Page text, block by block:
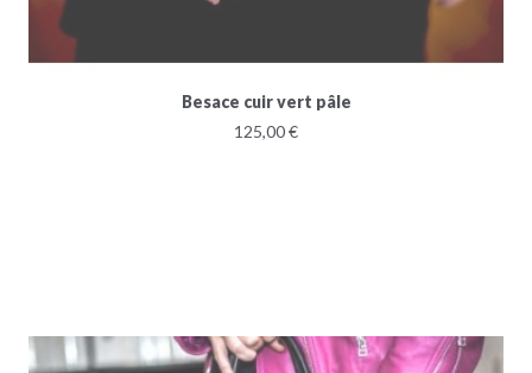
Besace cuir vert pâle
125,00 €